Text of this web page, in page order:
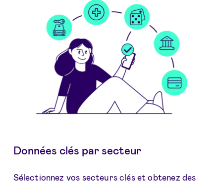
Données clés par secteur
Sélectionnez vos secteurs clés et obtenez des